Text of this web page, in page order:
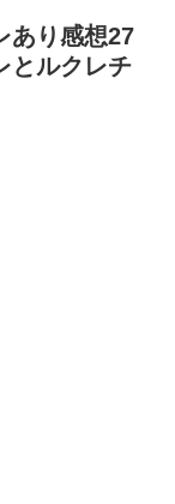
あり感想27
とルクレチ